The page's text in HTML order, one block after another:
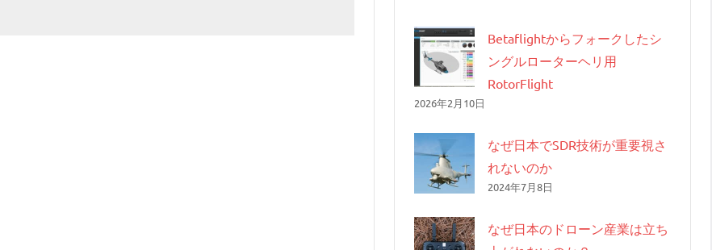
Betaflightからフォークしたシ
ングルローターヘリ用
RotorFlight
2026年2月10日
なぜ日本でSDR技術が重要視さ
れないのか
2024年7月8日
なぜ日本のドローン産業は立ち